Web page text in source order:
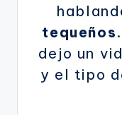
tequeños
dejo un
y el tipo